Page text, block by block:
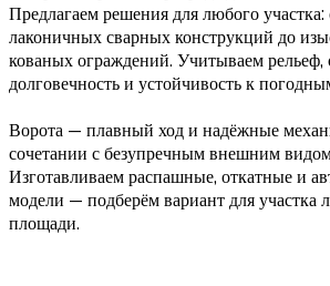
Предлагаем решения для любого участка:
лаконичных сварных конструкций до
кованых ограждений. Учитываем рельеф,
долговечность и устойчивость к
Ворота — плавный ход и надёжные
сочетании с безупречным внешним
Изготавливаем распашные, откатные и
модели — подберём вариант для участка
площади.